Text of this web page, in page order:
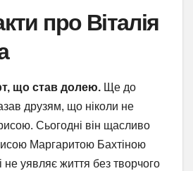
про Віталія
що став долею. Ще до
друзям, що ніколи не
Сьогодні він щасливо
Маргаритою Бахтіною
не уявляє життя без творчого